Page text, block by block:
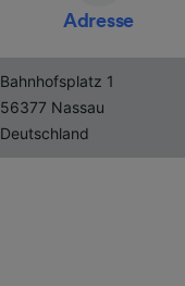
Adresse
Bahnhofsplatz 1
56377 Nassau
Deutschland